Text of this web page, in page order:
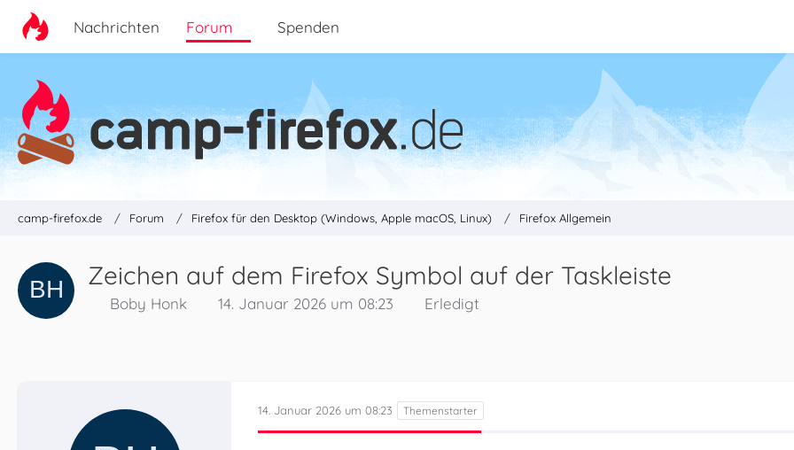
Nachrichten Forum Spenden
camp-firefox.de Forum Firefox für den Desktop (Windows, Apple macOS, Linux) Firefox Allgemein
Zeichen auf dem Firefox Symbol auf der Taskleiste
Boby Honk 14. Januar 2026 um 08:23 Erledigt
14. Januar 2026 um 08:23